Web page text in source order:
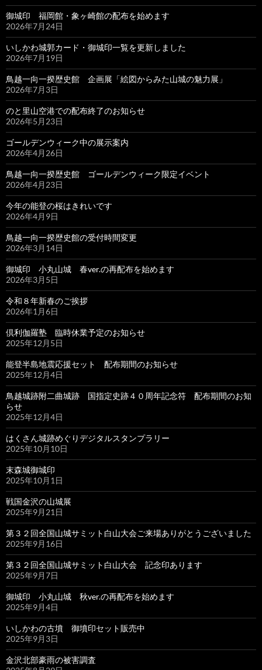
御城印 福岡館・象ヶ崎館の配布を始めます
2026年7月24日
いしかわ城郭カード・御城印一覧を更新しました
2026年7月19日
鳥越一向一揆歴史館 企画展「絵図からみた山城の魅力展」
2026年7月3日
のと里山空港での配布終了のお知らせ
2026年5月23日
ゴールデンウィーク中の展示案内
2026年4月26日
鳥越一向一揆歴史館 ゴールデンウィーク限定イベント
2026年4月23日
今年の能登の桜はきれいです
2026年4月9日
鳥越一向一揆歴史館の受付時間変更
2026年3月14日
御城印 小丸山城 春ver.の再配布を始めます
2026年3月5日
令和８年新春のご挨拶
2026年1月6日
倶利伽羅塾 臨時休業予定のお知らせ
2025年12月5日
能登半島地震応援セット 配布期間のお知らせ
2025年12月4日
鳥越城跡附二曲城跡 国指定史跡４０周年記念符 配布期間のお知
らせ
2025年12月4日
はくさん城跡めぐりデジタルスタンプラリー
2025年10月10日
末森城御城印
2025年10月1日
戦国金沢の山城展
2025年9月21日
第３２回全国山城サミット白山大会ご来場ありがとうございました
2025年9月16日
第３２回全国山城サミット白山大会 記念印あります
2025年9月7日
御城印 小丸山城 秋ver.の再配布を始めます
2025年9月4日
いしかわの古墳 御墳印セット販売中
2025年9月3日
金沢北部豪雨の被害調査